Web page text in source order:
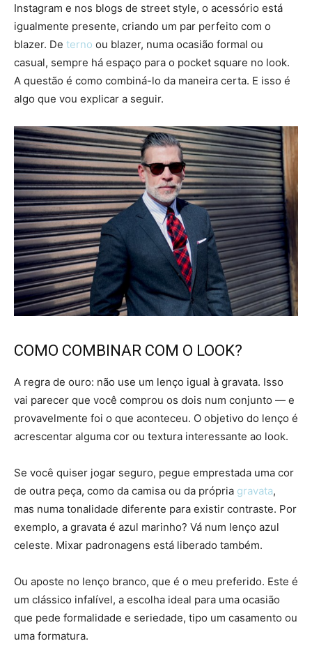
Instagram e nos blogs de street style, o acessório está
igualmente presente, criando um par perfeito com o
blazer. De terno ou blazer, numa ocasião formal ou
casual, sempre há espaço para o pocket square no look.
A questão é como combiná-lo da maneira certa. E isso é
algo que vou explicar a seguir.
COMO COMBINAR COM O LOOK?
A regra de ouro: não use um lenço igual à gravata. Isso
vai parecer que você comprou os dois num conjunto — e
provavelmente foi o que aconteceu. O objetivo do lenço é
acrescentar alguma cor ou textura interessante ao look.
Se você quiser jogar seguro, pegue emprestada uma cor
de outra peça, como da camisa ou da própria gravata,
mas numa tonalidade diferente para existir contraste. Por
exemplo, a gravata é azul marinho? Vá num lenço azul
celeste. Mixar padronagens está liberado também.
Ou aposte no lenço branco, que é o meu preferido. Este é
um clássico infalível, a escolha ideal para uma ocasião
que pede formalidade e seriedade, tipo um casamento ou
uma formatura.